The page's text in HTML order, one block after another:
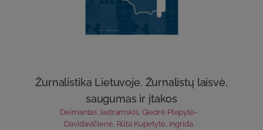
Žurnalistika Lietuvoje. Žurnalistų laisvė,
saugumas ir įtakos
Deimantas Jastramskis, Giedrė Plepytė-
Davidavičienė, Rūta Kupetytė, Ingrida